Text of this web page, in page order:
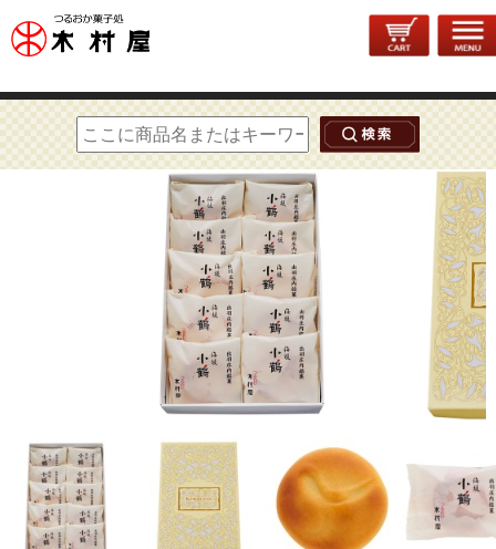
トップページ>和菓子>海坂小鶴> 海坂小鶴 10個入